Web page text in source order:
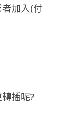
加入(付
播呢?